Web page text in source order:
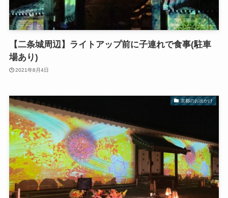
【二条城周辺】ライトアップ前に子連れで食事(駐車
場あり)
2021年8月4日
京都のお出かけ